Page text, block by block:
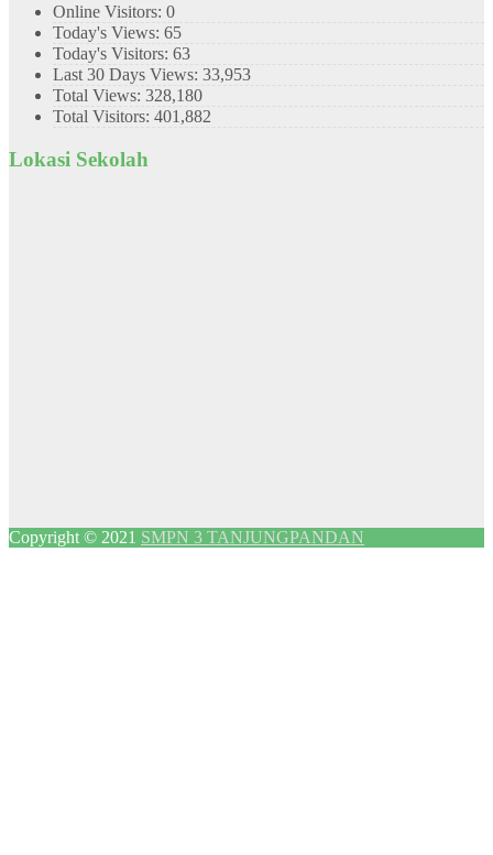
Online Visitors: 0
Today's Views: 65
Today's Visitors: 63
Last 30 Days Views: 33,953
Total Views: 328,180
Total Visitors: 401,882
Lokasi Sekolah
Copyright © 2021 SMPN 3 TANJUNGPANDAN